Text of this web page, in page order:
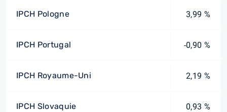
IPCH Pologne 3,99 %
IPCH Portugal -0,90 %
IPCH Royaume-Uni 2,19 %
IPCH Slovaquie 0,93 %